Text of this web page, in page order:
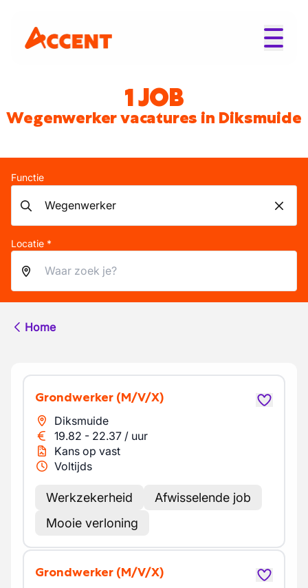
1 JOB
Wegenwerker vacatures in Diksmuide
Functie
Locatie *
Home
Grondwerker (M/V/X)
Diksmuide
19.82 - 22.37 / uur
Kans op vast
Voltijds
Werkzekerheid
Afwisselende job
Mooie verloning
Grondwerker (M/V/X)